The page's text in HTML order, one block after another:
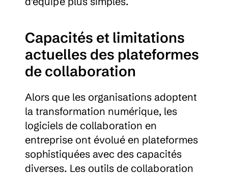
Capacités et limitations
actuelles des plateformes
de collaboration
Alors que les organisations adoptent
la transformation numérique, les
logiciels de collaboration en
entreprise ont évolué en plateformes
sophistiquées avec des capacités
diverses. Les outils de collaboration